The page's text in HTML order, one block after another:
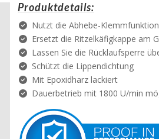
Produktdetails:
Nutzt die Abhebe-Klemmfunktion
Ersetzt die Ritzelkäfigkappe am
Lassen Sie die Rücklaufsperre
Schützt die Lippendichtung
Mit Epoxidharz lackiert
Dauerbetrieb mit 1800 U/min